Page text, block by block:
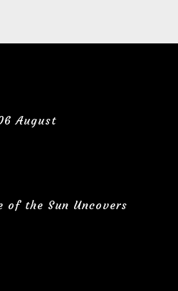
August
of the Sun Uncovers